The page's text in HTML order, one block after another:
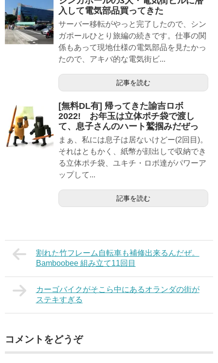
入して電気部品買ってきた
サーバー移転がやっと完了したので、シン
ガポールひとり旅編の続きです。仕事の関
係もあって現地仕様の電気部品を見たかっ
たので、アキバ的な電気街ビ...
記事を読む
[無料DL有] 帰ってきた諭吉ロボ
2022! お年玉は立体ポチ袋で渡し
て、息子さんのハート鷲掴みだぜっ
まぁ、私には息子は居ないけどー(2回目)。
それはともかく、紙幣が顔出しで収納でき
る立体ポチ袋、ユキチ・ロボ達がパワーア
ップして...
記事を読む
割れた竹フレーム自転車も補修出来るんだぜ。
Bamboobee 組み立て11回目
カーゴバイクがそこら中にあるオランダの街が
ステキすぎる
コメントをどうぞ